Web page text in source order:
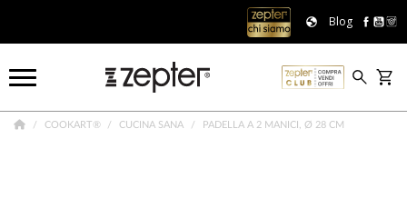
Blog
COOKART® CUCINA SANA PADELLA A 2 MANICI, Ø 28 CM